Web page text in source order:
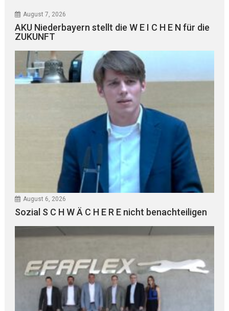
August 7, 2026
AKU Niederbayern stellt die W E I C H E N für die
ZUKUNFT
August 6, 2026
Sozial S C H W Ä C H E R E nicht benachteiligen